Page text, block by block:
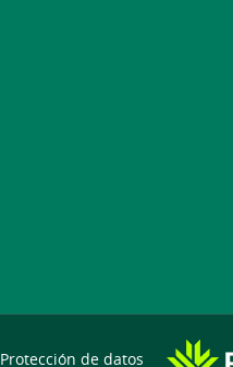
Protección de datos